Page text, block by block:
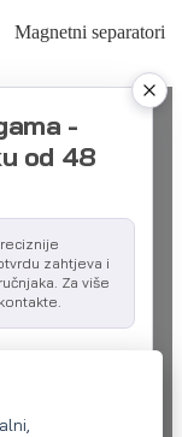
Magnetni separatori
-
od 48
zahtjeva i
Za više